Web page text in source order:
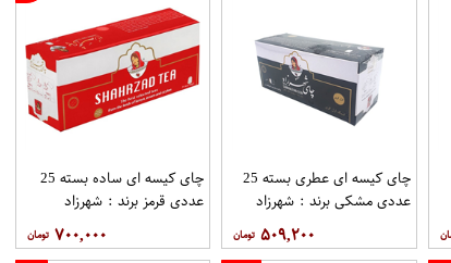
چای کیسه ای عطری بسته 25
عددی مشکی برند : شهرزاد
۵۰۹,۲۰۰
چای کیسه ای ساده بسته 25
عددی قرمز برند : شهرزاد
۷۰۰,۰۰۰